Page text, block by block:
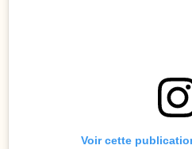
Voir cette